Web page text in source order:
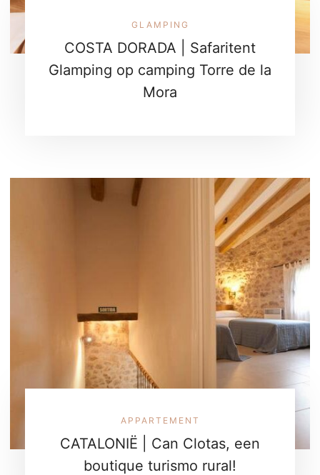
GLAMPING
COSTA DORADA | Safaritent
Glamping op camping Torre de la
Mora
APPARTEMENT
CATALONIË | Can Clotas, een
boutique turismo rural!